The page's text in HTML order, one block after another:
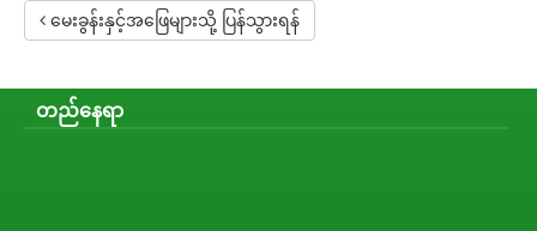
မေးခွန်းနှင့်အဖြေများသို့ ပြန်သွားရန်
တည်နေရာ